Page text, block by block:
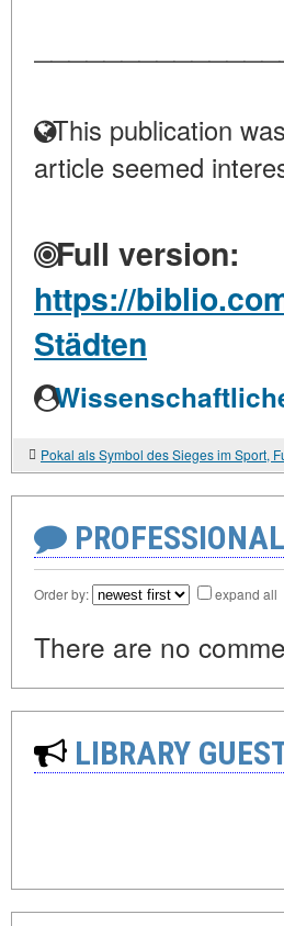
This publication
article seemed
Full version:
https://
Städten
Pokal als Symbol des Sieges im Sport,
Order by: expand all
There are no
LIBRARY